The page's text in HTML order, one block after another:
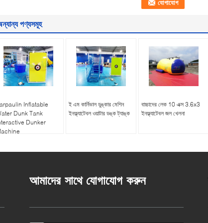
পণ্যসমূহ
Inflatable
Dunk Tank
Dunker
ই এম কার্নিভাল ডুঙ্কার মেশিন
ইনফ্ল্যাটেবল ওয়াটার ডঙ্ক ট্যাঙ্ক
বাচ্চাদের লেক 10 এক্স 3.6x3
ইনফ্ল্যাটেবল জল খেলনা
আমাদের সাথে যোগাযোগ করুন